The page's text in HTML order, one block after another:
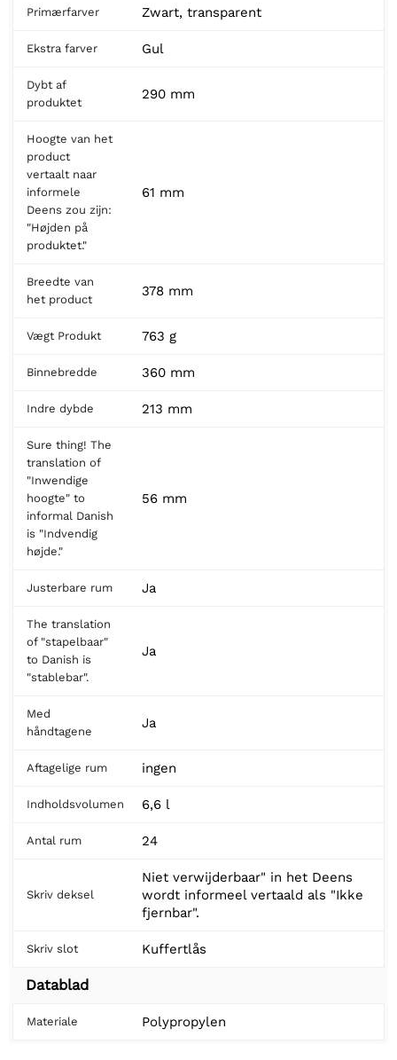
Primærfarver Zwart, transparent
Ekstra farver Gul
Dybt af
produktet
290 mm
Hoogte van het
product
vertaalt naar
informele
Deens zou zijn:
"Højden på
produktet."
61 mm
Breedte van
het product
378 mm
Vægt Produkt 763 g
Binnebredde 360 mm
Indre dybde 213 mm
Sure thing! The
translation of
"Inwendige
hoogte" to
informal Danish
is "Indvendig
højde."
56 mm
Justerbare rum Ja
The translation
of "stapelbaar"
to Danish is
"stablebar".
Ja
Med
håndtagene
Ja
Aftagelige rum ingen
Indholdsvolumen 6,6 l
Antal rum 24
Skriv deksel
Niet verwijderbaar" in het Deens
wordt informeel vertaald als "Ikke
fjernbar".
Skriv slot Kuffertlås
Datablad
Materiale Polypropylen